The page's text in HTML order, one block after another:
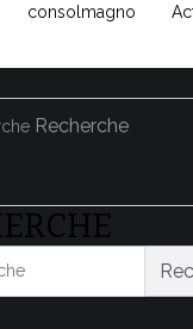
consolmagno
Recherche